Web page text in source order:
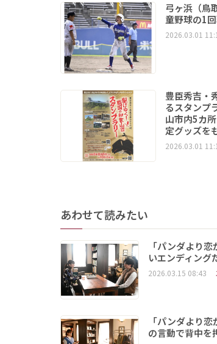
弓ヶ浜（鳥
童野球の1
2026.03.01
豊臣秀吉・
るスタンプ
山市内5カ
定グッズを
2026.03.01
あわせて読みたい
「パンダより
いエンディング
2026.03.15 08:43
「パンダより
の言動で背中を